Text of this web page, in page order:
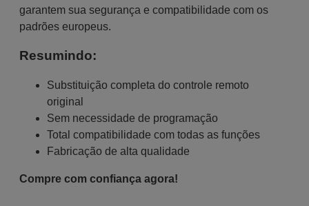
garantem sua segurança e compatibilidade com os
padrões europeus.
Resumindo:
Substituição completa do controle remoto
original
Sem necessidade de programação
Total compatibilidade com todas as funções
Fabricação de alta qualidade
Compre com confiança agora!